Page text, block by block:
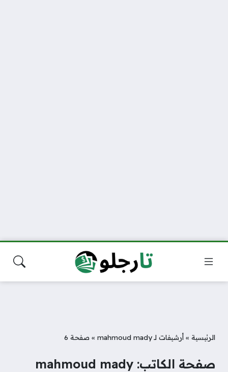
الرئيسية » أرشيفات لـ mahmoud mady » صفحة 6
صفحة الكاتب: mahmoud mady